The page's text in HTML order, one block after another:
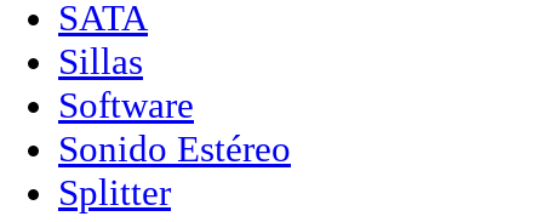
SATA
Sillas
Software
Sonido Estéreo
Splitter